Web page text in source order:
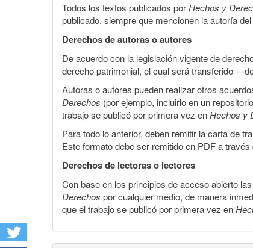
Todos los textos publicados porHechos y
publicado, siempre que mencionen la autoría
Derechos de autoras o autores
De acuerdo con la legislación vigente de
derecho patrimonial, el cual será transferido
Autoras o autores pueden realizar otros
Derechos (por ejemplo, incluirlo en un
trabajo se publicó por primera vez enHechos y
Para todo lo anterior, deben remitir la carta de
Este formato debe ser remitido en PDF a
Derechos de lectoras o lectores
Con base en los principios de acceso abierto
Derechos por cualquier medio, de manera
que el trabajo se publicó por primera vez en